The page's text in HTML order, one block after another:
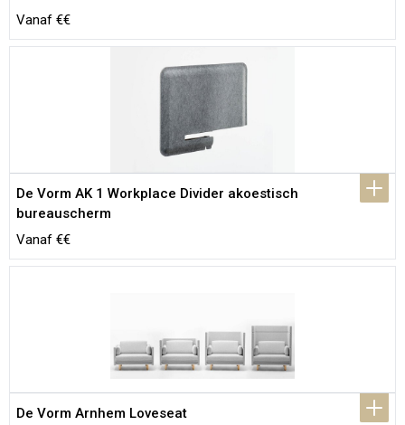
Vanaf €€
De Vorm AK 1 Workplace Divider akoestisch
bureauscherm
Vanaf €€
De Vorm Arnhem Loveseat